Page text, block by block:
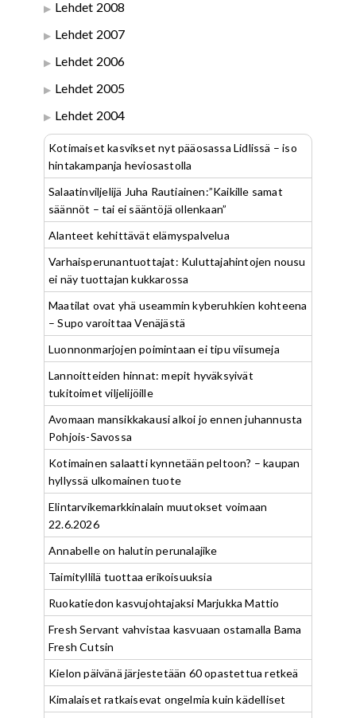
Lehdet 2008
Lehdet 2007
Lehdet 2006
Lehdet 2005
Lehdet 2004
Kotimaiset kasvikset nyt pääosassa Lidlissä – iso
hintakampanja heviosastolla
Salaatinviljelijä Juha Rautiainen:”Kaikille samat
säännöt – tai ei sääntöjä ollenkaan”
Alanteet kehittävät elämyspalvelua
Varhaisperunantuottajat: Kuluttajahintojen nousu
ei näy tuottajan kukkarossa
Maatilat ovat yhä useammin kyberuhkien kohteena
– Supo varoittaa Venäjästä
Luonnonmarjojen poimintaan ei tipu viisumeja
Lannoitteiden hinnat: mepit hyväksyivät
tukitoimet viljelijöille
Avomaan mansikkakausi alkoi jo ennen juhannusta
Pohjois-Savossa
Kotimainen salaatti kynnetään peltoon? – kaupan
hyllyssä ulkomainen tuote
Elintarvikemarkkinalain muutokset voimaan
22.6.2026
Annabelle on halutin perunalajike
Taimityllilä tuottaa erikoisuuksia
Ruokatiedon kasvujohtajaksi Marjukka Mattio
Fresh Servant vahvistaa kasvuaan ostamalla Bama
Fresh Cutsin
Kielon päivänä järjestetään 60 opastettua retkeä
Kimalaiset ratkaisevat ongelmia kuin kädelliset